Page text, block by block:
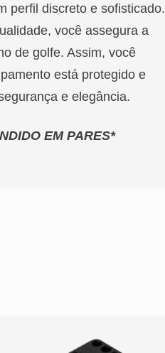
perfil discreto e sofisticado.
você assegura a
de golfe. Assim, você
está protegido e
e elegância.
EM PARES*